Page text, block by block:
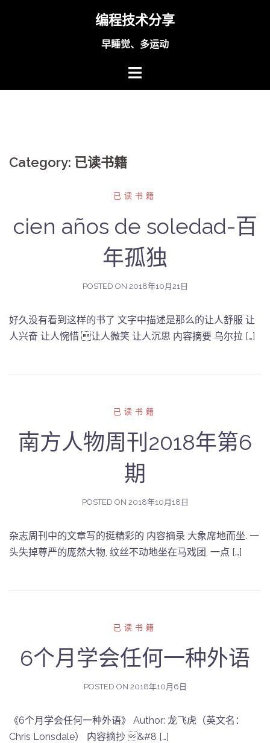
编程技术分享
早睡觉、多运动
Category: 已读书籍
已读书籍
cien años de soledad-百
年孤独
POSTED ON 2018年10月21日
好久没有看到这样的书了 文字中描述是那么的让人舒服 让
人兴奋 让人惋惜 让人微笑 让人沉思 内容摘要 乌尔拉 […]
已读书籍
南方人物周刊2018年第6
期
POSTED ON 2018年10月18日
杂志周刊中的文章写的挺精彩的 内容摘录 大象席地而坐. 一
头失掉尊严的庞然大物, 纹丝不动地坐在马戏团, 一点 […]
已读书籍
6个月学会任何一种外语
POSTED ON 2018年10月6日
《6个月学会任何一种外语》 Author: 龙飞虎（英文名：
Chris Lonsdale） 内容摘抄 &#8 […]